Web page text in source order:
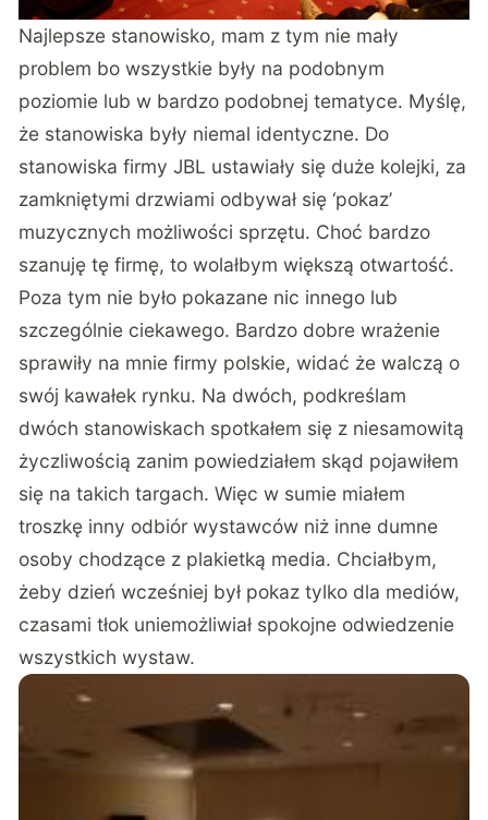
Najlepsze stanowisko, mam z tym nie mały
problem bo wszystkie były na podobnym
poziomie lub w bardzo podobnej tematyce. Myślę,
że stanowiska były niemal identyczne. Do
stanowiska firmy JBL ustawiały się duże kolejki, za
zamkniętymi drzwiami odbywał się ‘pokaz’
muzycznych możliwości sprzętu. Choć bardzo
szanuję tę firmę, to wolałbym większą otwartość.
Poza tym nie było pokazane nic innego lub
szczególnie ciekawego. Bardzo dobre wrażenie
sprawiły na mnie firmy polskie, widać że walczą o
swój kawałek rynku. Na dwóch, podkreślam
dwóch stanowiskach spotkałem się z niesamowitą
życzliwością zanim powiedziałem skąd pojawiłem
się na takich targach. Więc w sumie miałem
troszkę inny odbiór wystawców niż inne dumne
osoby chodzące z plakietką media. Chciałbym,
żeby dzień wcześniej był pokaz tylko dla mediów,
czasami tłok uniemożliwiał spokojne odwiedzenie
wszystkich wystaw.